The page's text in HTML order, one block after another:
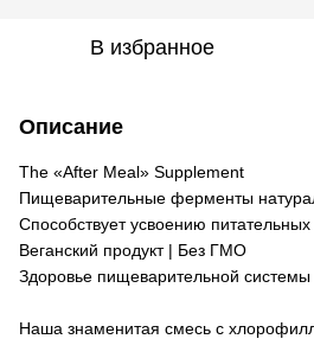
В избранное
Описание
The «After Meal» Supplement
Пищеварительные ферменты
Способствует усвоению
Веганский продукт | Без ГМО
Здоровье пищеварительной системы
Наша знаменитая смесь с